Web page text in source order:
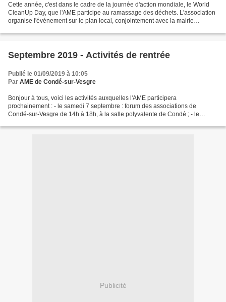
Cette année, c'est dans le cadre de la journée d'action mondiale, le World
CleanUp Day, que l'AME participe au ramassage des déchets. L'association
organise l'événement sur le plan local, conjointement avec la mairie
Septembre 2019 - Activités de rentrée
Publié le 01/09/2019 à 10:05
Par AME de Condé-sur-Vesgre
Bonjour à tous, voici les activités auxquelles l'AME participera
prochainement : - le samedi 7 septembre : forum des associations de
Condé-sur-Vesgre de 14h à 18h, à la salle polyvalente de Condé ; - le
Publicité